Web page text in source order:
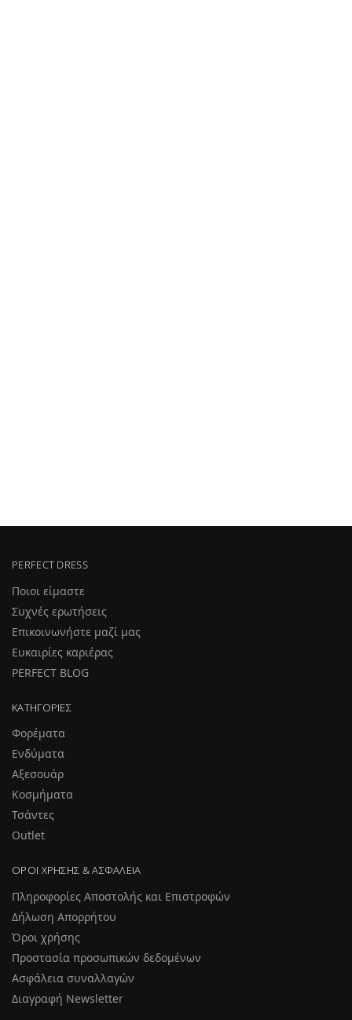
PERFECT DRESS
Ποιοι είμαστε
Συχνές ερωτήσεις
Επικοινωνήστε μαζί μας
Ευκαιρίες καριέρας
PERFECT BLOG
ΚΑΤΗΓΟΡΊΕΣ
Φορέματα
Ενδύματα
Αξεσουάρ
Κοσμήματα
Τσάντες
Outlet
ΌΡΟΙ ΧΡΉΣΗΣ & ΑΣΦΆΛΕΙΑ
Πληροφορίες Αποστολής και Επιστροφών
Δήλωση Απορρήτου
Όροι χρήσης
Προστασία προσωπικών δεδομένων
Ασφάλεια συναλλαγών
Διαγραφή Newsletter